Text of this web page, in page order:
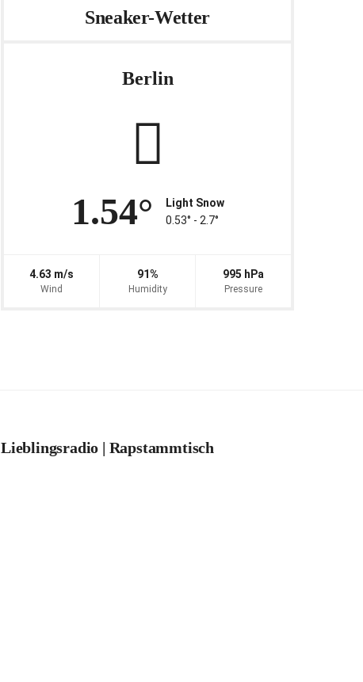
Sneaker-Wetter
Berlin
1.54°
Light Snow
0.53° ‐ 2.7°
4.63 m/s
Wind
91%
Humidity
995 hPa
Pressure
Lieblingsradio | Rapstammtisch